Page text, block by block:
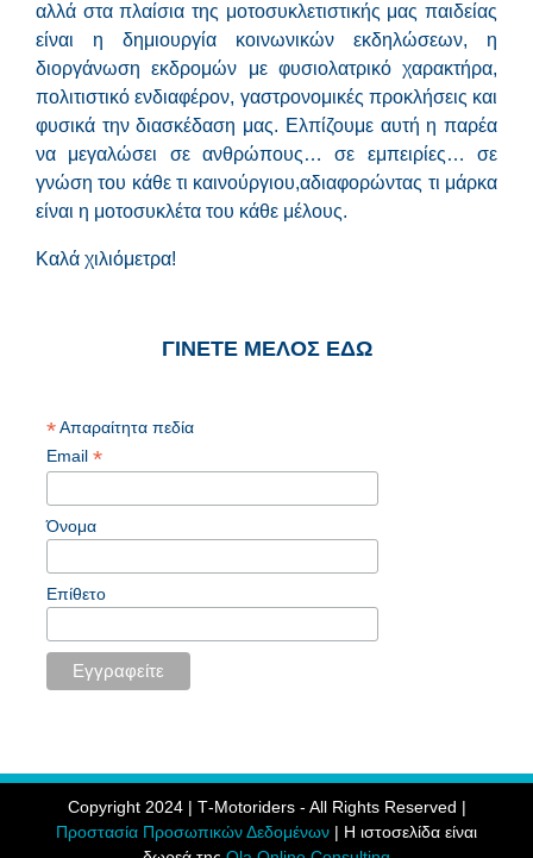
αλλά στα πλαίσια της μοτοσυκλετιστικής μας παιδείας
είναι η δημιουργία κοινωνικών εκδηλώσεων, η
διοργάνωση εκδρομών με φυσιολατρικό χαρακτήρα,
πολιτιστικό ενδιαφέρον, γαστρονομικές προκλήσεις και
φυσικά την διασκέδαση μας. Ελπίζουμε αυτή η παρέα
να μεγαλώσει σε ανθρώπους… σε εμπειρίες… σε
γνώση του κάθε τι καινούργιου,αδιαφορώντας τι μάρκα
είναι η μοτοσυκλέτα του κάθε μέλους.
Καλά χιλιόμετρα!
ΓΙΝΕΤΕ ΜΕΛΟΣ ΕΔΩ
*Απαραίτητα πεδία
Email *
Όνομα
Επίθετο
Copyright 2024 | Τ-Motoriders - All Rights Reserved |
Προστασία Προσωπικών Δεδομένων | Η ιστοσελίδα είναι